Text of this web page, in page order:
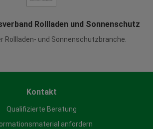
Rollladen und Sonnenschutz
Rollladen- und Sonnenschutzbranche.
Kontakt
Qualifizierte Beratung
anfordern